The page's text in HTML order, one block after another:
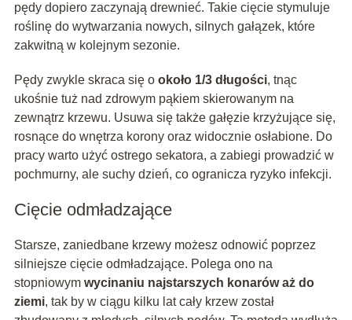
pędy dopiero zaczynają drewnieć. Takie cięcie stymuluje
roślinę do wytwarzania nowych, silnych gałązek, które
zakwitną w kolejnym sezonie.
Pędy zwykle skraca się o około 1/3 długości, tnąc
ukośnie tuż nad zdrowym pąkiem skierowanym na
zewnątrz krzewu. Usuwa się także gałęzie krzyżujące się,
rosnące do wnętrza korony oraz widocznie osłabione. Do
pracy warto użyć ostrego sekatora, a zabiegi prowadzić w
pochmurny, ale suchy dzień, co ogranicza ryzyko infekcji.
Cięcie odmładzające
Starsze, zaniedbane krzewy możesz odnowić poprzez
silniejsze cięcie odmładzające. Polega ono na
stopniowym wycinaniu najstarszych konarów aż do
ziemi, tak by w ciągu kilku lat cały krzew został